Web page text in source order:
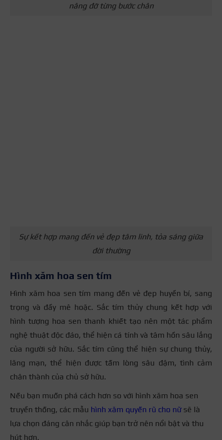
nâng đỡ từng bước chân
Sự kết hợp mang đến vẻ đẹp tâm linh, tỏa sáng giữa
đời thường
Hình xăm hoa sen tím
Hình xăm hoa sen tím mang đến vẻ đẹp huyền bí, sang
trọng và đầy mê hoặc. Sắc tím thủy chung kết hợp với
hình tượng hoa sen thanh khiết tạo nên một tác phẩm
nghệ thuật độc đáo, thể hiện cá tính và tâm hồn sâu lắng
của người sở hữu. Sắc tím cũng thể hiện sự chung thủy,
lãng mạn, thể hiện được tấm lòng sâu đậm, tình cảm
chân thành của chủ sở hữu.
Nếu bạn muốn phá cách hơn so với hình xăm hoa sen
truyền thống, các mẫu hình xăm quyến rũ cho nữsẽ là
lựa chọn đáng cân nhắc giúp bạn trở nên nổi bật và thu
hút hơn.